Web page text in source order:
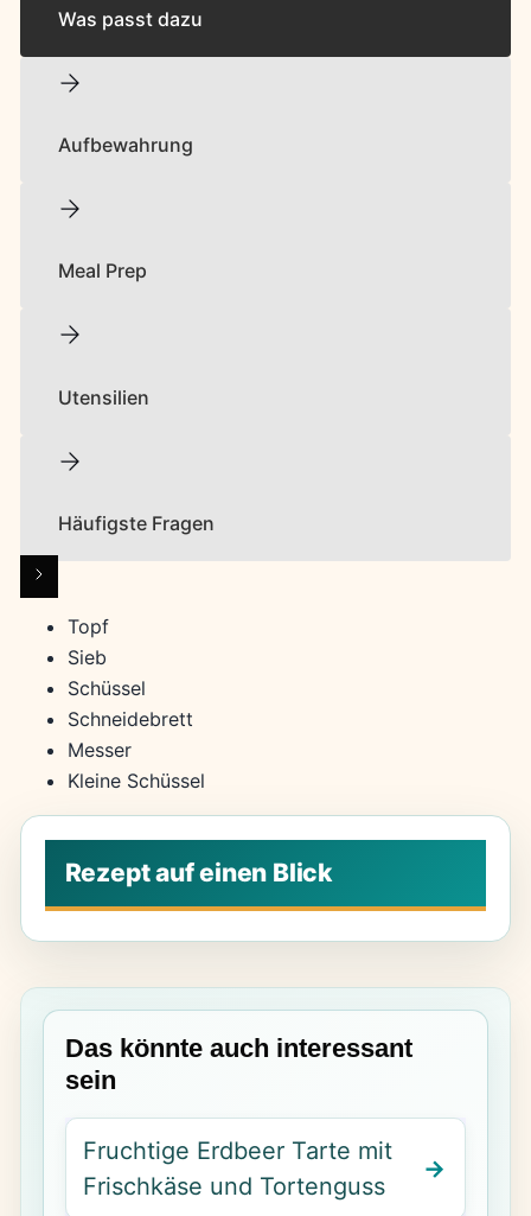
Was passt dazu
Aufbewahrung
Meal Prep
Utensilien
Häufigste Fragen
Topf
Sieb
Schüssel
Schneidebrett
Messer
Kleine Schüssel
Das könnte auch interessant
sein
Fruchtige Erdbeer Tarte mit
Frischkäse und Tortenguss